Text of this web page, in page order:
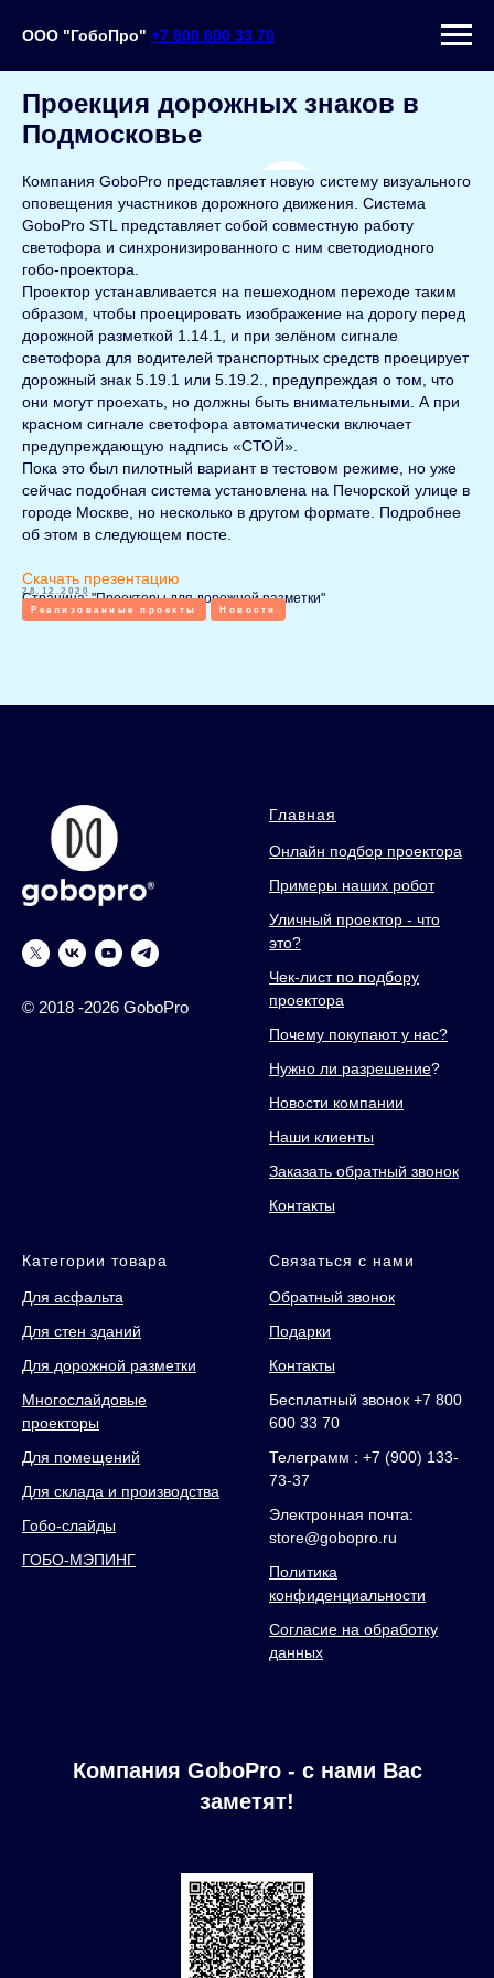
ООО "ГобоПро" +7 800 600 33 70
Проекция дорожных знаков в
Подмосковье
Компания GoboPro представляет новую систему визуального
оповещения участников дорожного движения. Система
GoboPro STL представляет собой совместную работу
светофора и синхронизированного с ним светодиодного
гобо-проектора.
Проектор устанавливается на пешеходном переходе таким
образом, чтобы проецировать изображение на дорогу перед
дорожной разметкой 1.14.1, и при зелёном сигнале
светофора для водителей транспортных средств проецирует
дорожный знак 5.19.1 или 5.19.2., предупреждая о том, что
они могут проехать, но должны быть внимательными. А при
красном сигнале светофора автоматически включает
предупреждающую надпись «СТОЙ».
Пока это был пилотный вариант в тестовом режиме, но уже
сейчас подобная система установлена на Печорской улице в
городе Москве, но несколько в другом формате. Подробнее
об этом в следующем посте.
Скачать презентацию
28.12.2020
Страница: "Проекторы для дорожной разметки"
Реализованные проекты Новости
© 2018 -2026 GoboPro
Главная
Онлайн подбор проектора
Примеры наших робот
Уличный проектор - что
это?
Чек-лист по подбору
проектора
Почему покупают у нас?
Нужно ли разрешение?
Новости компании
Наши клиенты
Заказать обратный звонок
Контакты
Категории товара
Для асфальта
Для стен зданий
Для дорожной разметки
Многослайдовые
проекторы
Для помещений
Для склада и производства
Гобо-слайды
ГОБО-МЭПИНГ
Связаться с нами
Обратный звонок
Подарки
Контакты
Бесплатный звонок +7 800
600 33 70
Телеграмм : +7 (900) 133-
73-37
Электронная почта:
store@gobopro.ru
Политика
конфиденциальности
Согласие на обработку
данных
Компания GoboPro - с нами Вас
заметят!